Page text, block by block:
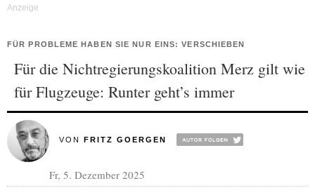
FÜR PROBLEME HABEN SIE NUR EINS: VERSCHIEBEN
Für die Nichtregierungskoalition Merz gilt wie
für Flugzeuge: Runter geht’s immer
VON FRITZ GOERGEN
Fr, 5. Dezember 2025